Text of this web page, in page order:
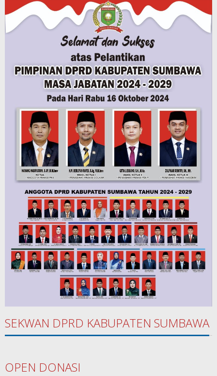
SEKWAN DPRD KABUPATEN SUMBAWA
OPEN DONASI